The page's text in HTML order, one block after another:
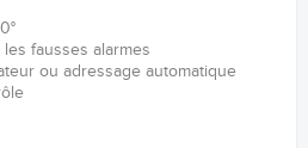
fausses alarmes
ou adressage automatique